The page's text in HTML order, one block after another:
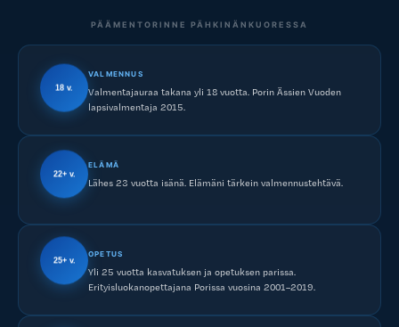
PÄÄMENTORINNE PÄHKINÄNKUORESSA
18 v.
VALMENNUS
Valmentajauraa takana yli 18 vuotta. Porin Ässien Vuoden
lapsivalmentaja 2015.
22+ v.
ELÄMÄ
Lähes 23 vuotta isänä. Elämäni tärkein valmennustehtävä.
25+ v.
OPETUS
Yli 25 vuotta kasvatuksen ja opetuksen parissa.
Erityisluokanopettajana Porissa vuosina 2001–2019.